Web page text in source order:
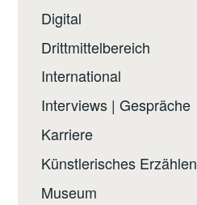
Digital
Drittmittelbereich
International
Interviews | Gespräche
Karriere
Künstlerisches Erzählen
Museum